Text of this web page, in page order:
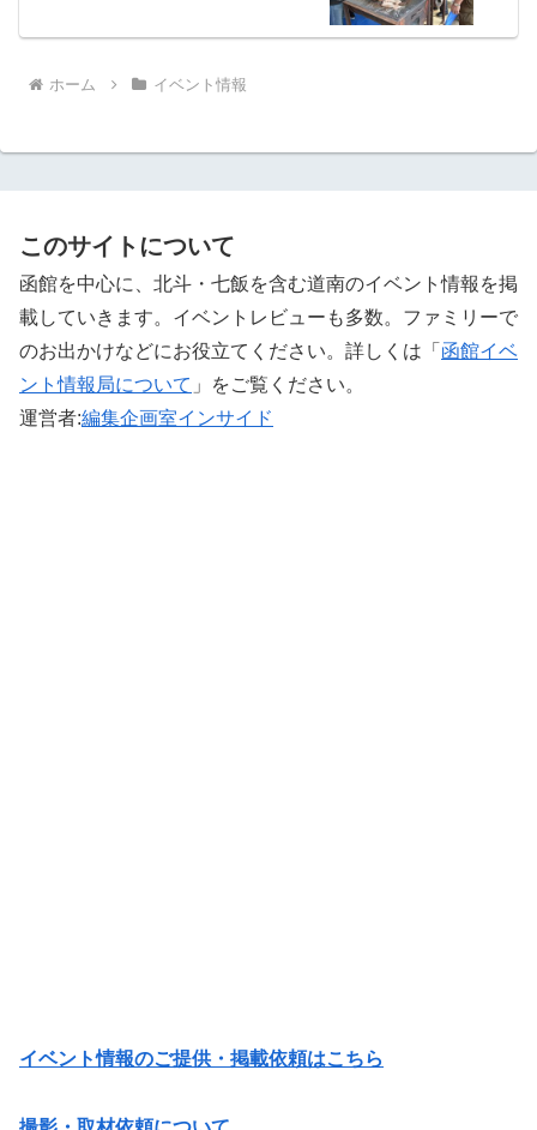
ホーム イベント情報
このサイトについて
函館を中心に、北斗・七飯を含む道南のイベント情報を掲
載していきます。イベントレビューも多数。ファミリーで
のお出かけなどにお役立てください。詳しくは「 函館イベ
ント情報局について 」をご覧ください。 ‎
運営者:編集企画室インサイド
イベント情報のご提供・掲載依頼はこちら